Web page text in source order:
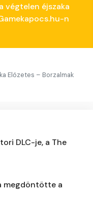
végtelen éjszaka
n
Előzetes – Borzalmak
DLC-je, a The
megdöntötte a